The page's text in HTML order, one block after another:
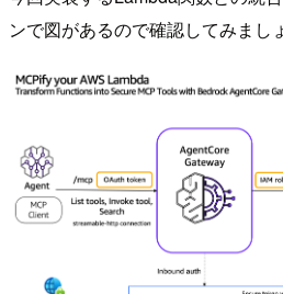
ンで図があるので確認してみまし